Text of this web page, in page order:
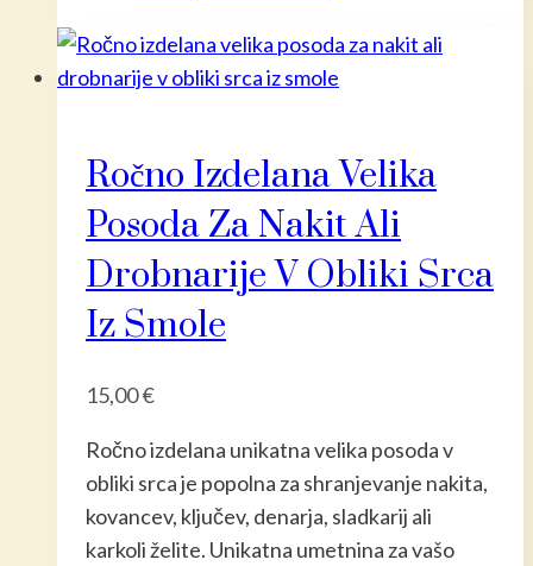
Ročno Izdelana Velika
Posoda Za Nakit Ali
Drobnarije V Obliki Srca
Iz Smole
15,00€
Ročno izdelana unikatna velika posoda v
obliki srca je popolna za shranjevanje nakita,
kovancev, ključev, denarja, sladkarij ali
karkoli želite. Unikatna umetnina za vašo